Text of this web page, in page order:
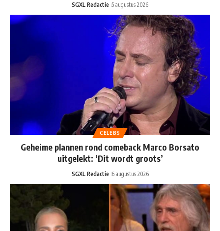
SGXL Redactie 5 augustus 2026
CELEBS
Geheime plannen rond comeback Marco Borsato
uitgelekt: ‘Dit wordt groots’
SGXL Redactie 6 augustus 2026